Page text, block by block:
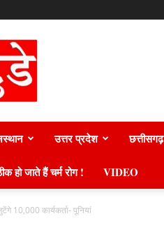
उत्तर प्रदेश छत्तीसगढ़
हो जाते हैं चर्म रोग ! VIDEO
10,000 कार्यकर्ता- पूनियां